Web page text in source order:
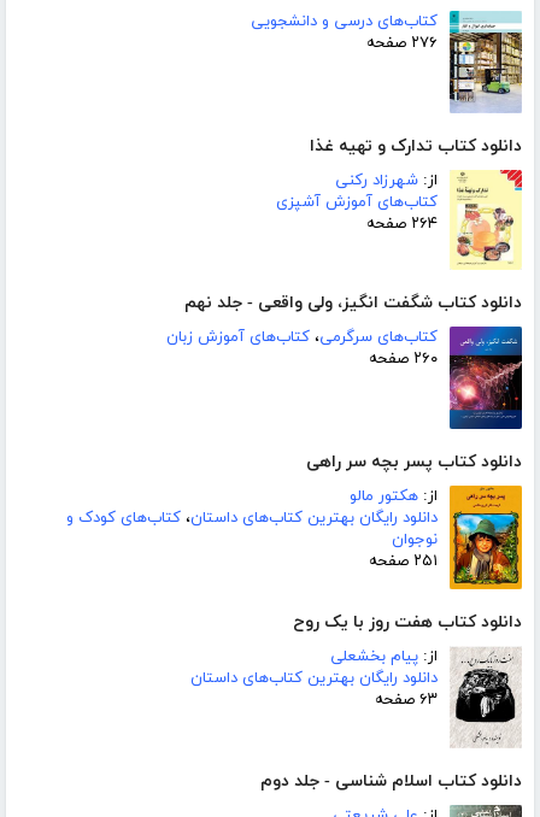
کتاب‌های درسی و دانشجویی
۲۷۶ صفحه
دانلود کتاب تدارک و تهیه غذا
از: شهرزاد رکنی
کتاب‌های آموزش آشپزی
۲۶۴ صفحه
دانلود کتاب شگفت انگیز، ولی واقعی - جلد نهم
کتاب‌های سرگرمی، کتاب‌های آموزش زبان
۲۶۰ صفحه
دانلود کتاب پسر بچه سر راهی
از: هکتور مالو
دانلود رایگان بهترین کتاب‌های داستان، کتاب‌های کودک و
نوجوان
۲۵۱ صفحه
دانلود کتاب هفت روز با یک روح
از: پیام بخشعلی
دانلود رایگان بهترین کتاب‌های داستان
۶۳ صفحه
دانلود کتاب اسلام شناسی - جلد دوم